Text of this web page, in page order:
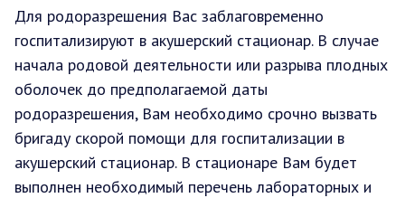
Для родоразрешения Вас заблаговременно
госпитализируют в акушерский стационар. В случае
начала родовой деятельности или разрыва плодных
оболочек до предполагаемой даты
родоразрешения, Вам необходимо срочно вызвать
бригаду скорой помощи для госпитализации в
акушерский стационар. В стационаре Вам будет
выполнен необходимый перечень лабораторных и